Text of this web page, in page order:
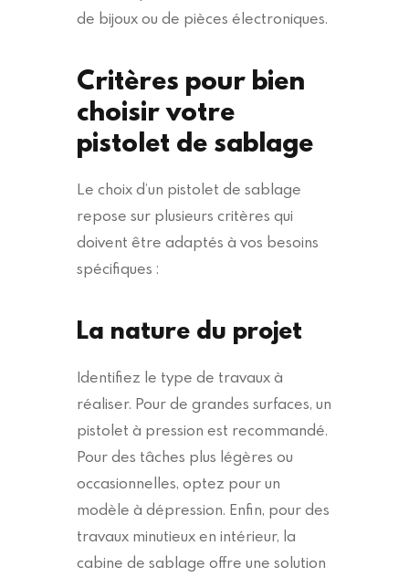
de bijoux ou de pièces électroniques.
Critères pour bien
choisir votre
pistolet de sablage
Le choix d’un pistolet de sablage
repose sur plusieurs critères qui
doivent être adaptés à vos besoins
spécifiques :
La nature du projet
Identifiez le type de travaux à
réaliser. Pour de grandes surfaces, un
pistolet à pression est recommandé.
Pour des tâches plus légères ou
occasionnelles, optez pour un
modèle à dépression. Enfin, pour des
travaux minutieux en intérieur, la
cabine de sablage offre une solution